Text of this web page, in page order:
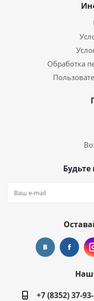
Обработка
Будьте
+7 (8352) 37-